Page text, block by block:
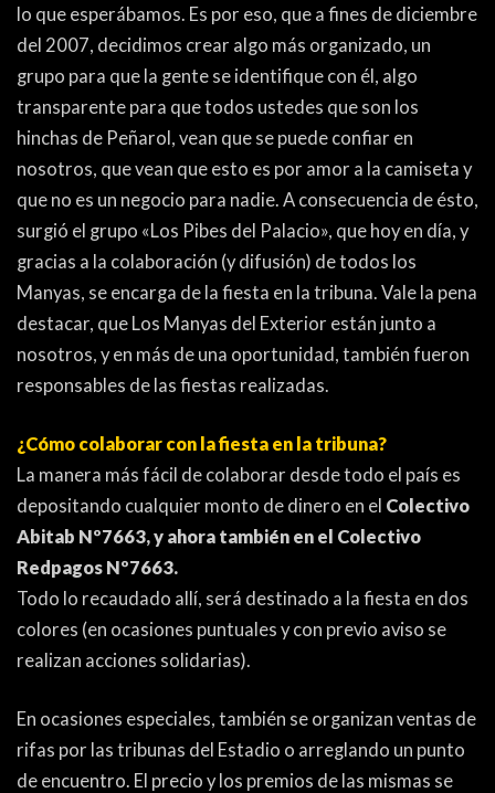
TRIBUNA
PYD RADIO
PEÑAS
ENCUESTAS
EDITORIALES
lo que esperábamos. Es por eso, que a fines de diciembre
del 2007, decidimos crear algo más organizado, un
grupo para que la gente se identifique con él, algo
transparente para que todos ustedes que son los
hinchas de Peñarol, vean que se puede confiar en
nosotros, que vean que esto es por amor a la camiseta y
que no es un negocio para nadie. A consecuencia de ésto,
surgió el grupo «Los Pibes del Palacio», que hoy en día, y
gracias a la colaboración (y difusión) de todos los
Manyas, se encarga de la fiesta en la tribuna. Vale la pena
destacar, que Los Manyas del Exterior están junto a
nosotros, y en más de una oportunidad, también fueron
responsables de las fiestas realizadas.
¿Cómo colaborar con la fiesta en la tribuna?
La manera más fácil de colaborar desde todo el país es
depositando cualquier monto de dinero en el Colectivo
Abitab Nº7663, y ahora también en el Colectivo
Redpagos Nº7663.
Todo lo recaudado allí, será destinado a la fiesta en dos
colores (en ocasiones puntuales y con previo aviso se
realizan acciones solidarias).
En ocasiones especiales, también se organizan ventas de
rifas por las tribunas del Estadio o arreglando un punto
de encuentro. El precio y los premios de las mismas se